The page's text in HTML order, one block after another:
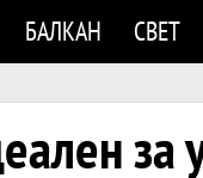
БАЛКАН СВЕТ
за